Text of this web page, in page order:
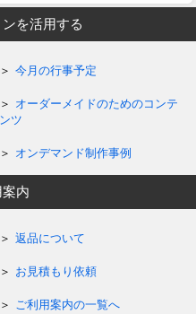
を活用する
今月の行事予定
オーダーメイドのためのコンテ
ンツ
オンデマンド制作事例
案内
返品について
お見積もり依頼
ご利用案内の一覧へ